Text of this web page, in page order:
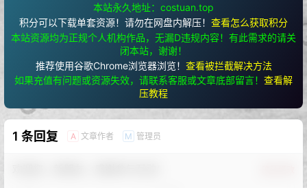
本站永久地址：costuan.top
积分可以下载单套资源！请勿在网盘内解压！ 查看怎么获取积分
本站资源均为正规个人机构作品，无漏D违规内容！有此需求的请关
闭本站，谢谢！
推荐使用谷歌Chrome浏览器浏览！ 查看被拦截解决方法
如果充值有问题或资源失效，请联系客服或文章底部留言！ 查看解
压教程
1 条回复 A 文章作者 M 管理员